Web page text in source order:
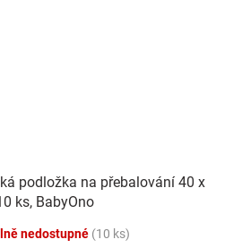
podložka na přebalování 40 x
ks, BabyOno
nedostupné (10 ks)